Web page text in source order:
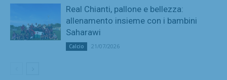
Real Chianti, pallone e bellezza:
allenamento insieme con i bambini
Saharawi
Calcio 21/07/2026